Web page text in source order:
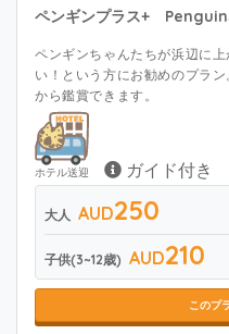
ペンギンプラス+
ペンギンちゃんたちが浜辺に
い！という方にお勧めのプラ
から鑑賞できます。
ホテル送迎 ガイド付き
大人 AUD250
子供(3~12歳) AUD210
このプ